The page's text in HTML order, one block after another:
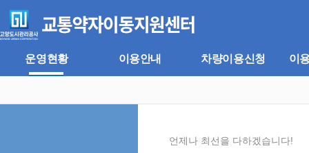
뉴
바
기
바
로
운영현황 이용안내 차량이용신청 이
언제나 최선을 다하겠습니다!